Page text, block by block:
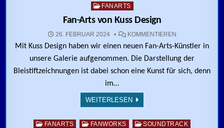
Posted in
FANARTS
Fan-Arts von Kuss Design
26. FEBRUAR 2024 KOMMENTIERENZU FAN-ARTS
Mit Kuss Design haben wir einen neuen Fan-Arts-Künstler in
unsere Galerie aufgenommen. Die Darstellung der
Bleistiftzeichnungen ist dabei schon eine Kunst für sich, denn
im…
WEITERLESEN
1256
Posted in
FANARTS FANWORKS SOUNDTRACK